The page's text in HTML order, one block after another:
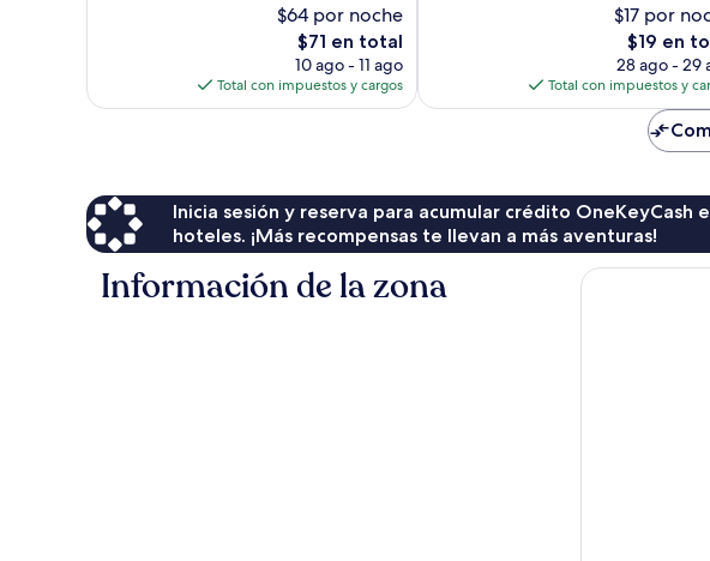
$64 por noche
El
precio
actual
es
$71 en total
10 ago - 11 ago
Total con impuestos y cargos
$17 por
El
precio
actual
es
$19
$19 en
28 ago - 29
Total con impuestos y
Inicia sesión y reserva para acumular crédito OneKeyCash
hoteles. ¡Más recompensas te llevan a más aventuras!
Información de la zona